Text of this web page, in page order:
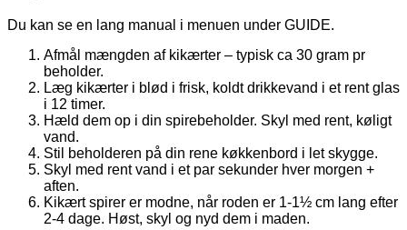
Du kan se en lang manual i menuen under GUIDE.
Afmål mængden af kikærter – typisk ca 30 gram pr
beholder.
Læg kikærter i blød i frisk, koldt drikkevand i et rent glas
i 12 timer.
Hæld dem op i din spirebeholder. Skyl med rent, køligt
vand.
Stil beholderen på din rene køkkenbord i let skygge.
Skyl med rent vand i et par sekunder hver morgen +
aften.
Kikært spirer er modne, når roden er 1-1½ cm lang efter
2-4 dage. Høst, skyl og nyd dem i maden.